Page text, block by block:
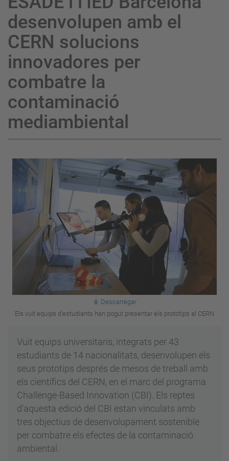
desenvolupen amb el
CERN solucions
innovadores per
combatre la
contaminació
mediambiental
Descarregar
Els vuit equips d'estudiants han pogut presentar els prototips al CERN
Vuit equips universitaris, integrats per 43
estudiants de 14 nacionalitats, desenvolupen els
seus prototips després de mesos de treball amb
els científics del CERN, en el marc del programa
Challenge-Based Innovation (CBI). Els reptes
d’aquesta edició del CBI estan vinculats amb
tres objectius de desenvolupament sostenible
per combatre els efectes de la contaminació
ambiental.